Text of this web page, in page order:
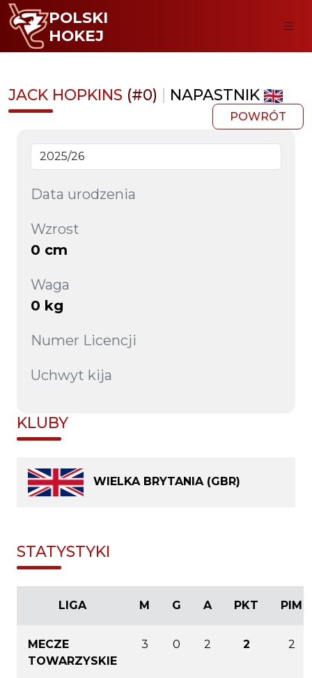
POLSKI
HOKEJ
JACK HOPKINS (#0) | NAPASTNIK
POWRÓT
Data urodzenia
Wzrost
0 cm
Waga
0 kg
Numer Licencji
Uchwyt kija
KLUBY
WIELKA BRYTANIA (GBR)
STATYSTYKI
LIGA M G A PKT PIM
MECZE
TOWARZYSKIE
3 0 2 2 2